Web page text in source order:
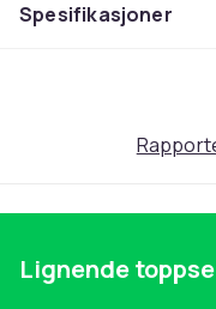
Enkel å installere:
cm
Materiale: PET
Spesifikasjoner
Lignende